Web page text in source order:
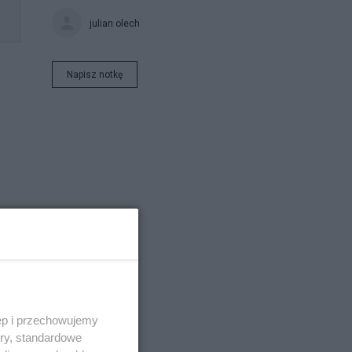
julian olech
Napisz notkę
i przechowujemy
standardowe